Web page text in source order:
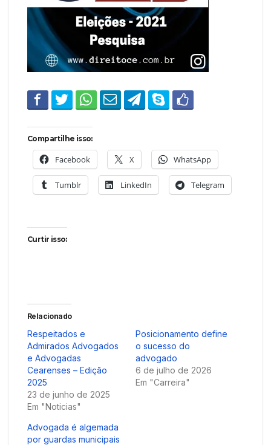
Compartilhe isso:
Facebook X WhatsApp
Tumblr LinkedIn Telegram
Curtir isso:
Relacionado
Respeitados e
Admirados Advogados
e Advogadas
Cearenses – Edição
2025
23 de junho de 2025
Em "Noticias"
Posicionamento define
o sucesso do
advogado
6 de julho de 2026
Em "Carreira"
Advogada é algemada
por guardas municipais